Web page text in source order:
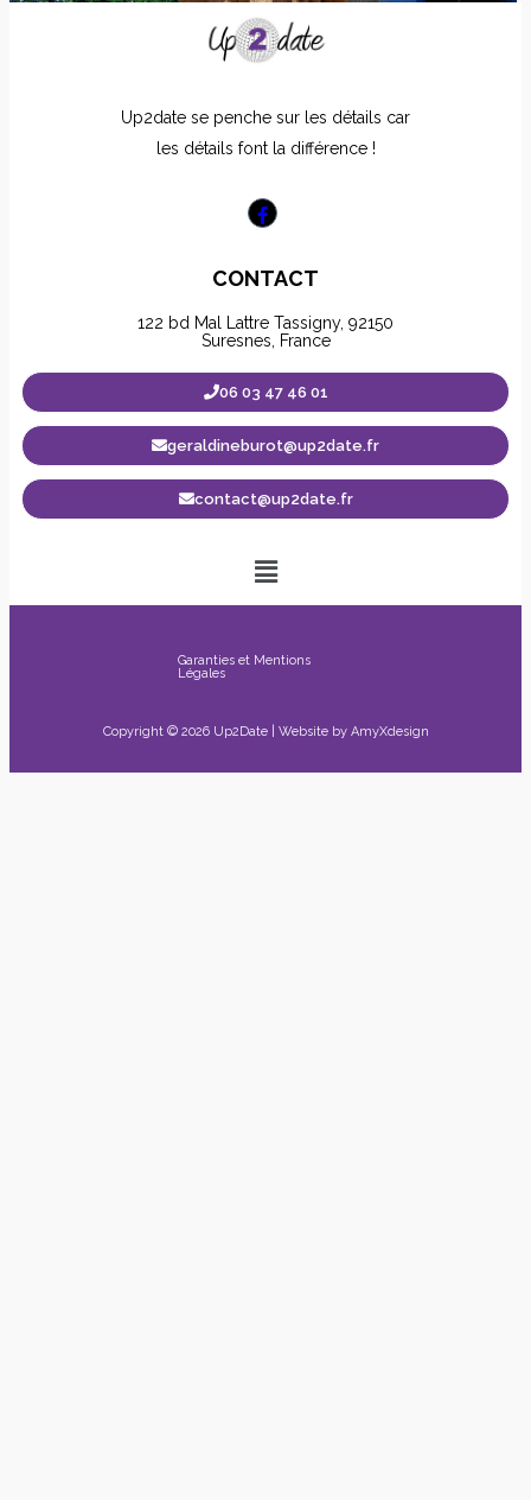
Up2date se penche sur les détails car
les détails font la différence !
CONTACT
122 bd Mal Lattre Tassigny, 92150
Suresnes, France
06 03 47 46 01
geraldineburot@up2date.fr
contact@up2date.fr
Garanties et Mentions
Légales
Copyright © 2026 Up2Date | Website by AmyXdesign